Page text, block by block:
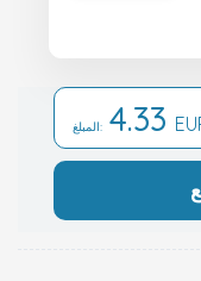
المبلغ: 4.33